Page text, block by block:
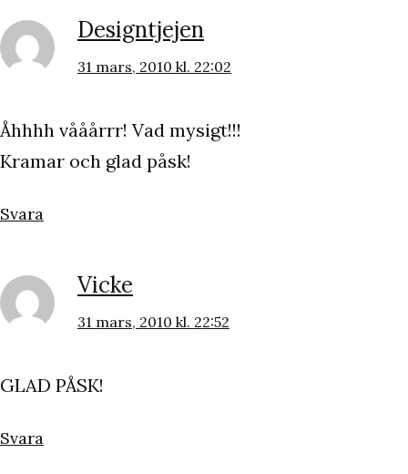
Designtjejen
31 mars, 2010 kl. 22:02
Åhhhh vååårrr! Vad mysigt!!!
Kramar och glad påsk!
Svara
Vicke
31 mars, 2010 kl. 22:52
GLAD PÅSK!
Svara